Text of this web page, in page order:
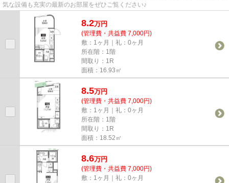
気な設備も充実の最新のお部屋をぜひご覧ください♪
8.2万円
(管理費・共益費 7,000円)
敷：1ヶ月｜礼：0ヶ月
所在階：1階
間取り：1R
面積：16.93㎡
8.5万円
(管理費・共益費 7,000円)
敷：1ヶ月｜礼：0ヶ月
所在階：1階
間取り：1R
面積：18.52㎡
8.6万円
(管理費・共益費 7,000円)
敷：1ヶ月｜礼：0ヶ月